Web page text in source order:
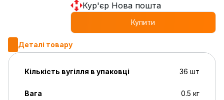
Кур'єр Нова пошта
Купити
Деталі товару
Кількість вугілля в упаковці 36 шт
Вага 0.5 кг